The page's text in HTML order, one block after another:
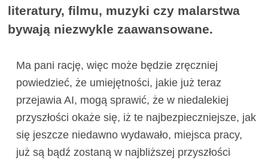
literatury, filmu, muzyki czy malarstwa
bywają niezwykle zaawansowane.
Ma pani rację, więc może będzie zręczniej
powiedzieć, że umiejętności, jakie już teraz
przejawia AI, mogą sprawić, że w niedalekiej
przyszłości okaże się, iż te najbezpieczniejsze, jak
się jeszcze niedawno wydawało, miejsca pracy,
już są bądź zostaną w najbliższej przyszłości